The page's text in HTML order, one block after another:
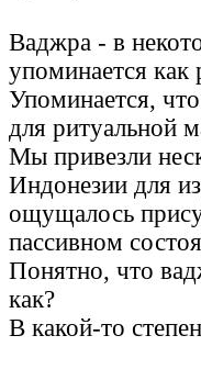
Ваджра - в
упоминается
Упоминается,
для ритуальной
Мы привезли
Индонезии для
ощущалось
пассивном
Понятно, что
как?
В какой-то